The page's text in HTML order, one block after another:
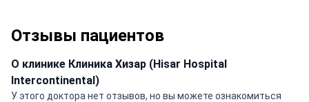
Отзывы пациентов
О клинике Клиника Хизар (Hisar Hospital
Intercontinental)
У этого доктора нет отзывов, но вы можете ознакомиться